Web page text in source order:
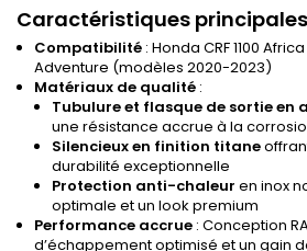
Caractéristiques
Compatibilité : Honda CRF 1100
Adventure (modèles 2020-2023)
Matériaux de qualité :
Tubulure et flasque de sortie en
une résistance accrue à la
Silencieux en finition titane
durabilité exceptionnelle
Protection anti-chaleur en inox
optimale et un look premium
Performance accrue : Conception
d’échappement optimisé et un gain